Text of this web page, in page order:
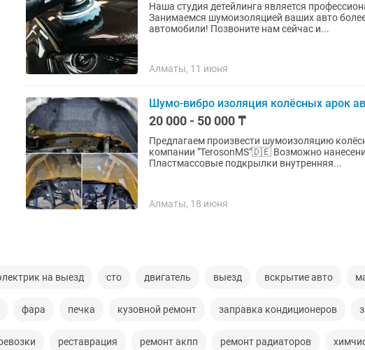
Наша студия детейлинга является
Занимаемся шумоизоляцией ваших авто
автомобили! Позвоните нам сейчас и...
Алматы, 11 июня
Шумо-вибро изоляция колёсных арок
20 000 - 50 000 ₸
Предлагаем произвести шумоизоляцию
компании "TerosonMS"🇩🇪 Возможно нанесение на не подготовленный металл.
Пластмассовые подкрылки внутренняя...
Алматы, 18 июня
на выезд сто двигатель выезд вскрытие авто
фара печка кузовной ремонт заправка кондиционеров
реставрация ремонт акпп ремонт радиаторов